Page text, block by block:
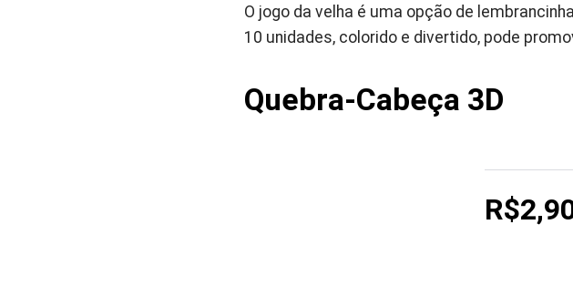
O jogo da velha é uma opção de
10 unidades, colorido e divertido, pode
Quebra-Cabeça 3D